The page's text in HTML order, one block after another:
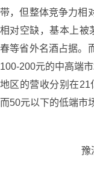
带，但整体竞争力相
相对空缺，基本上被
春等省外名酒占据。
100-200元的中高端
地区的营收分别在21
而50元以下的低端市
豫